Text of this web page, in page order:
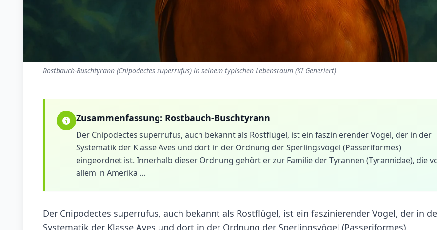
Rostbauch-Buschtyrann (Cnipodectes superrufus) in seinem typischen Lebensraum (KI Generiert)
Zusammenfassung: Rostbauch-Buschtyrann
Der Cnipodectes superrufus, auch bekannt als Rostflügel, ist ein faszinierender Vogel, der in der
Systematik der Klasse Aves und dort in der Ordnung der Sperlingsvögel (Passeriformes)
eingeordnet ist. Innerhalb dieser Ordnung gehört er zur Familie der Tyrannen (Tyrannidae), die
allem in Amerika ...
Der Cnipodectes superrufus, auch bekannt als Rostflügel, ist ein faszinierender Vogel, der in
Systematik der Klasse Aves und dort in der Ordnung der Sperlingsvögel (Passeriformes)